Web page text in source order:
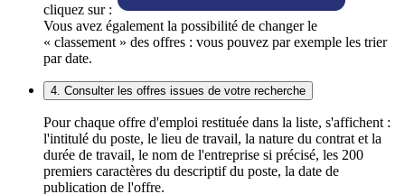
cliquez sur :
Vous avez également la possibilité de changer le
« classement » des offres : vous pouvez par exemple les trier
par date.
4. Consulter les offres issues de votre recherche
Pour chaque offre d'emploi restituée dans la liste, s'affichent :
l'intitulé du poste, le lieu de travail, la nature du contrat et la
durée de travail, le nom de l'entreprise si précisé, les 200
premiers caractères du descriptif du poste, la date de
publication de l'offre.